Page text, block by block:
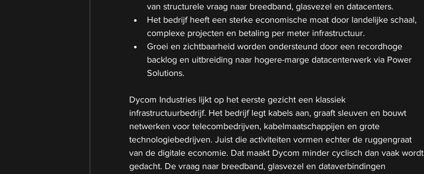
van structurele vraag naar breedband, glasvezel en datacenters.
Het bedrijf heeft een sterke economische moat door landelijke schaal,
complexe projecten en betaling per meter infrastructuur.
Groei en zichtbaarheid worden ondersteund door een recordhoge
backlog en uitbreiding naar hogere-marge datacenterwerk via Power
Solutions.
Dycom Industries lijkt op het eerste gezicht een klassiek
infrastructuurbedrijf. Het bedrijf legt kabels aan, graaft sleuven en bouwt
netwerken voor telecombedrijven, kabelmaatschappijen en grote
technologiebedrijven. Juist die activiteiten vormen echter de ruggengraat
van de digitale economie. Dat maakt Dycom minder cyclisch dan vaak wordt
gedacht. De vraag naar breedband, glasvezel en dataverbindingen